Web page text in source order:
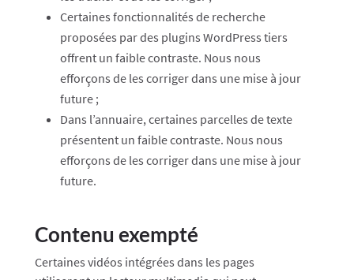
Certaines fonctionnalités de recherche
proposées par des plugins WordPress tiers
offrent un faible contraste. Nous nous
efforçons de les corriger dans une mise à jour
future ;
Dans l’annuaire, certaines parcelles de texte
présentent un faible contraste. Nous nous
efforçons de les corriger dans une mise à jour
future.
Contenu exempté
Certaines vidéos intégrées dans les pages